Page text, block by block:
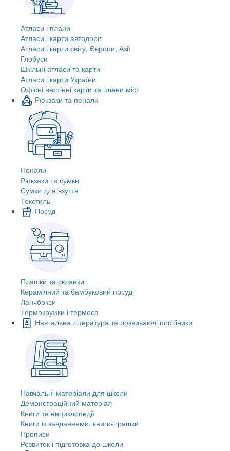
Атласи і плани
Атласи і карти автодоріг
Атласи і карти світу, Європи, Азії
Глобуси
Шкільні атласи та карти
Атласи і карти України
Офісні настінні карти та плани міст
Рюкзаки та пенали
Пенали
Рюкзаки та сумки
Сумки для взуття
Текстиль
Посуд
Пляшки та склянки
Керамічний та бамбуковий посуд
Ланчбокси
Термокружки і термоса
Навчальна література та розвиваючі посібники
Навчальні матеріали для школи
Демонстраційний матеріал
Книги та енциклопедії
Книги із завданнями, книги-іграшки
Прописи
Розвиток і підготовка до школи